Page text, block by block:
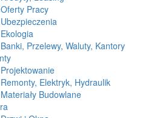
Oferty Pracy
Ubezpieczenia
Ekologia
Banki, Przelewy, Waluty, Kantory
Projektowanie
Remonty, Elektryk, Hydraulik
Materiały Budowlane